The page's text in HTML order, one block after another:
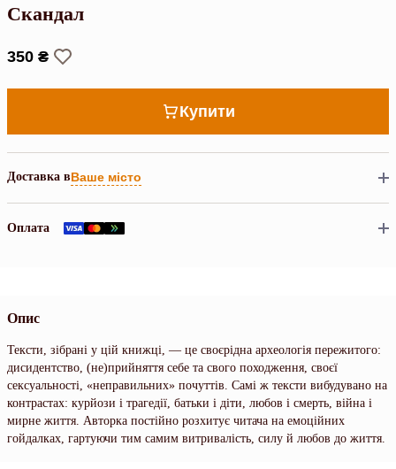
Скандал
350 ₴
Купити
Доставка вВаше місто
Оплата
Опис
Тексти, зібрані у цій книжці, — це своєрідна археологія пережитого:
дисидентство, (не)прийняття себе та свого походження, своєї
сексуальності, «неправильних» почуттів. Самі ж тексти вибудувано на
контрастах: курйози і трагедії, батьки і діти, любов і смерть, війна і
мирне життя. Авторка постійно розхитує читача на емоційних
гойдалках, гартуючи тим самим витривалість, силу й любов до життя.